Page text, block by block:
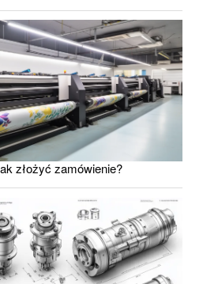
złożyć zamówienie?